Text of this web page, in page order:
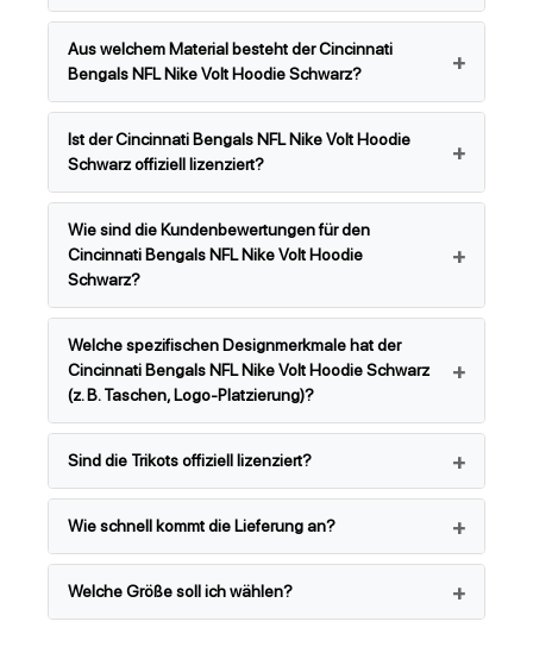
Aus welchem Material besteht der Cincinnati
Bengals NFL Nike Volt Hoodie Schwarz?
Ist der Cincinnati Bengals NFL Nike Volt Hoodie
Schwarz offiziell lizenziert?
Wie sind die Kundenbewertungen für den
Cincinnati Bengals NFL Nike Volt Hoodie
Schwarz?
Welche spezifischen Designmerkmale hat der
Cincinnati Bengals NFL Nike Volt Hoodie Schwarz
(z. B. Taschen, Logo-Platzierung)?
Sind die Trikots offiziell lizenziert?
Wie schnell kommt die Lieferung an?
Welche Größe soll ich wählen?